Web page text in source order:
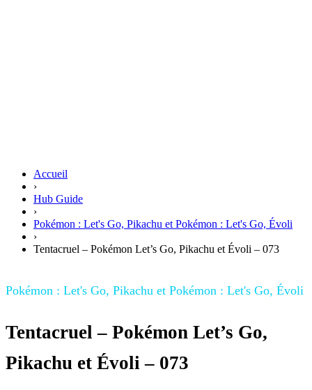
Accueil
›
Hub Guide
›
Pokémon : Let's Go, Pikachu et Pokémon : Let's Go, Évoli
›
Tentacruel – Pokémon Let’s Go, Pikachu et Évoli – 073
Pokémon : Let's Go, Pikachu et Pokémon : Let's Go, Évoli
Tentacruel – Pokémon Let’s Go,
Pikachu et Évoli – 073